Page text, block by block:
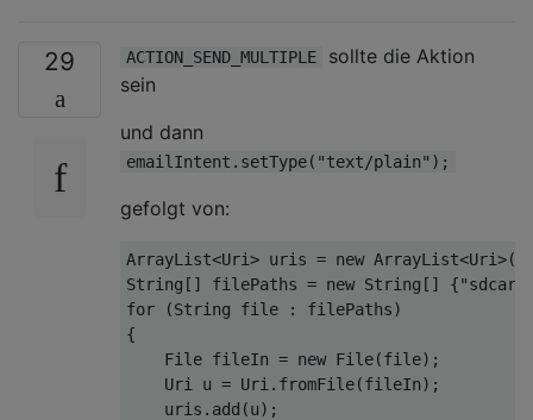
29 ACTION_SEND_MULTIPLE
sollte die Aktion
sein
und dann
emailIntent.setType("text/plain");
gefolgt von:
ArrayList<Uri> uris = new ArrayList<Uri
String [] filePaths = new String [] {
for
(String file : filePaths)
{
File fileIn = new File(file);
Uri
u = Uri . fromFile(fileIn);
    uris
. add (u);